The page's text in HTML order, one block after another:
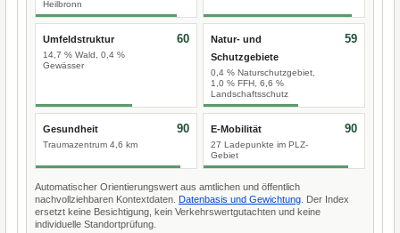
Heilbronn
Umfeldstruktur
14,7 % Wald, 0,4 %
Gewässer
60
Natur- und
Schutzgebiete
0,4 % Naturschutzgebiet,
1,0 % FFH, 6,6 %
Landschaftsschutz
59
Gesundheit
Traumazentrum 4,6 km
90 E-Mobilität
27 Ladepunkte im PLZ-
Gebiet
90
Automatischer Orientierungswert aus amtlichen und öffentlich
nachvollziehbaren Kontextdaten. Datenbasis und Gewichtung . Der Index
ersetzt keine Besichtigung, kein Verkehrswertgutachten und keine
individuelle Standortprüfung.